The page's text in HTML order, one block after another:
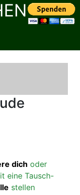
dich oder
eine Tausch-
stellen